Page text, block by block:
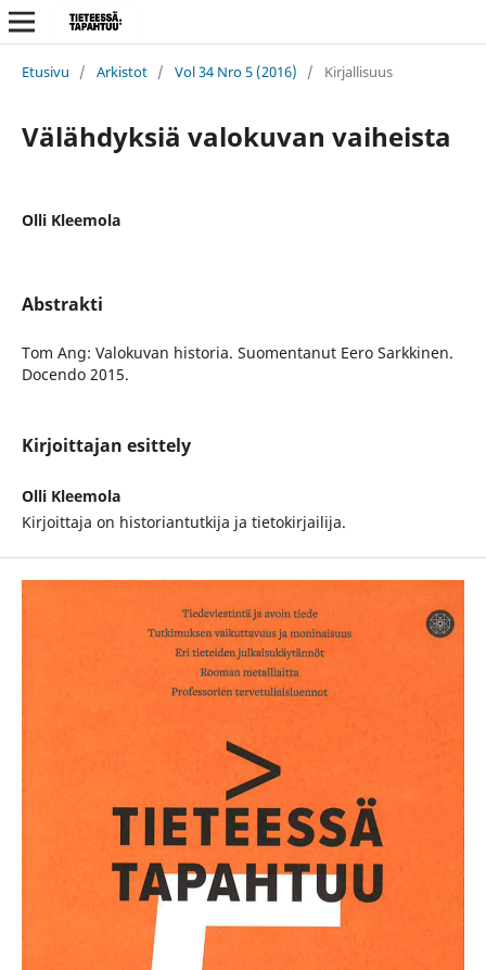
Etusivu / Arkistot / Vol 34 Nro 5 (2016) / Kirjallisuus
Välähdyksiä valokuvan vaiheista
Olli Kleemola
Abstrakti
Tom Ang: Valokuvan historia. Suomentanut Eero Sarkkinen.
Docendo 2015.
Kirjoittajan esittely
Olli Kleemola
Kirjoittaja on historiantutkija ja tietokirjailija.